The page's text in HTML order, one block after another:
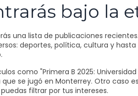
bajo la
una lista de publicaciones
deportes, política, cultura y
como "Primera B 2025:
se jugó en Monterrey. Otro caso
filtrar por tus intereses.